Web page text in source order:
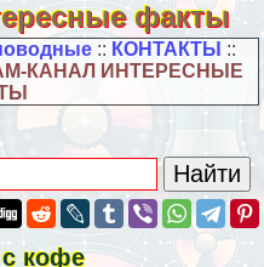
факты
:: КОНТАКТЫ ::
КАНАЛ ИНТЕРЕСНЫЕ
кофе